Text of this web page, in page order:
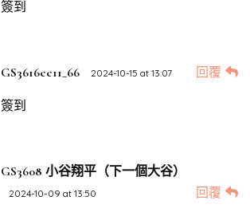
簽到
GS3616cc11_66 2024-10-15 at 13:07 回覆
簽到
GS3608 小谷翔平（下一個大谷）
2024-10-09 at 13:50 回覆